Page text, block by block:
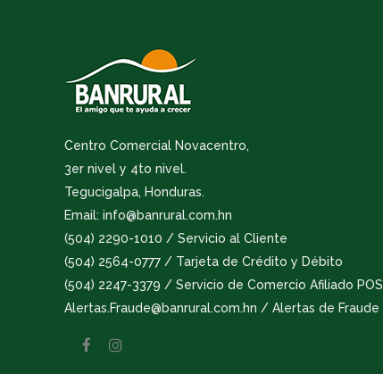
Centro Comercial Novacentro,
3er nivel y 4to nivel.
Tegucigalpa, Honduras.
Email: info@banrural.com.hn
(504) 2290-1010 / Servicio al Cliente
(504) 2564-0777 / Tarjeta de Crédito y Débito
(504) 2247-3379 / Servicio de Comercio Afiliado POS
Alertas.Fraude@banrural.com.hn / Alertas de Fraude